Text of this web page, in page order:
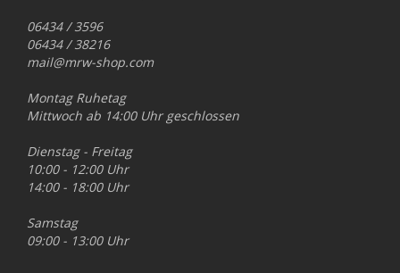
06434 / 3596
06434 / 38216
mail@mrw-shop.com
Montag Ruhetag
Mittwoch ab 14:00 Uhr geschlossen
Dienstag - Freitag
10:00 - 12:00 Uhr
14:00 - 18:00 Uhr
Samstag
09:00 - 13:00 Uhr